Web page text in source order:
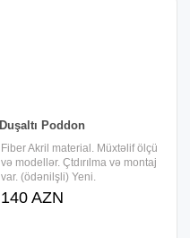
Duşaltı Poddon
Fiber Akril material. Müxtəlif ölçü
və modellər. Çtdırılma və montaj
var. (ödənilşli) Yeni.
140 AZN